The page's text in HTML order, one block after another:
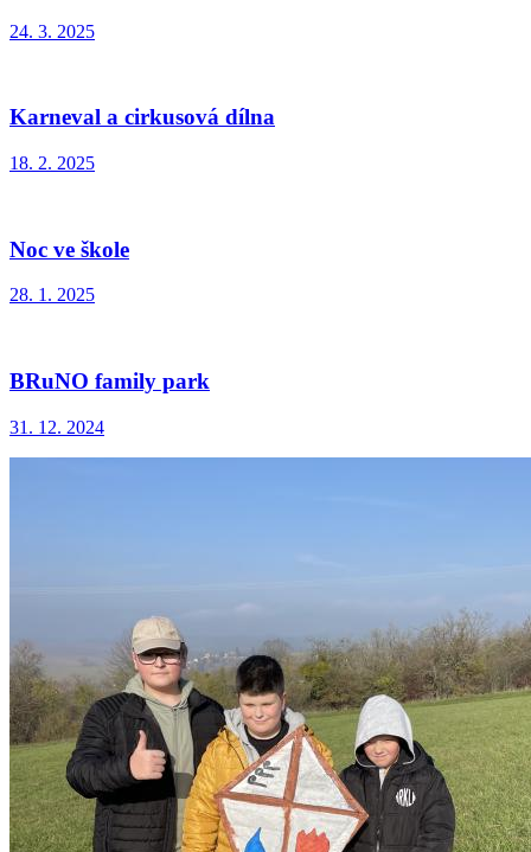
24. 3. 2025
Karneval a cirkusová dílna
18. 2. 2025
Noc ve škole
28. 1. 2025
BRuNO family park
31. 12. 2024